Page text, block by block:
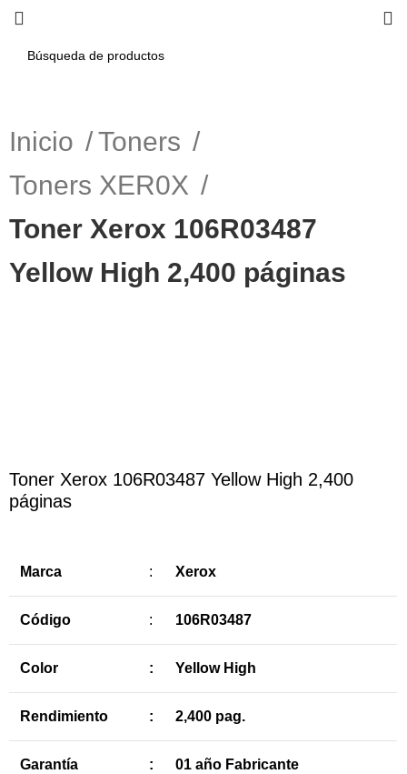
Inicio
Toners
Toners XER0X
Toner Xerox 106R03487
Yellow High 2,400 páginas
Toner Xerox 106R03487 Yellow High 2,400
páginas
Marca : Xerox
Código : 106R03487
Color : Yellow High
Rendimiento : 2,400 pag.
Garantía : 01 año Fabricante